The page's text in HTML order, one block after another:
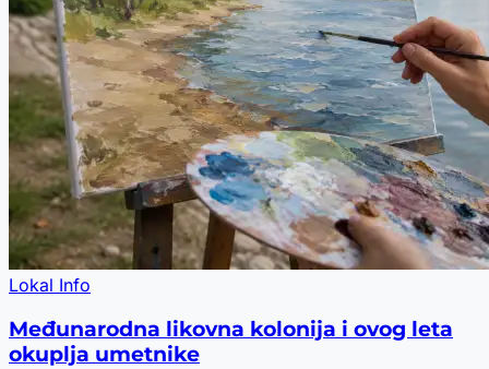
Lokal Info
Međunarodna likovna kolonija i ovog leta
okuplja umetnike